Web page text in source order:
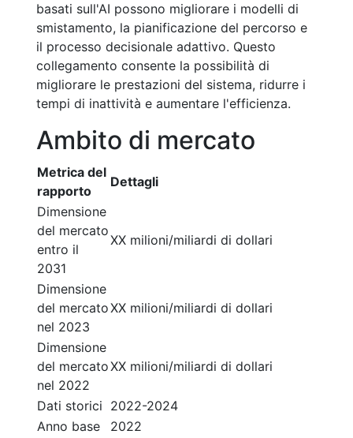
basati sull'AI possono migliorare i modelli di
smistamento, la pianificazione del percorso e
il processo decisionale adattivo. Questo
collegamento consente la possibilità di
migliorare le prestazioni del sistema, ridurre i
tempi di inattività e aumentare l'efficienza.
Ambito di mercato
Metrica del
rapporto
Dettagli
Dimensione
del mercato
entro il
2031
XX milioni/miliardi di dollari
Dimensione
del mercato
nel 2023
XX milioni/miliardi di dollari
Dimensione
del mercato
nel 2022
XX milioni/miliardi di dollari
Dati storici 2022-2024
Anno base
2022